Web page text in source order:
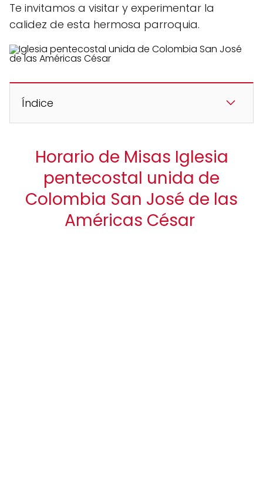
Te invitamos a visitar y experimentar la
calidez de esta hermosa parroquia.
Índice
Horario de Misas Iglesia
pentecostal unida de
Colombia San José de las
Américas César